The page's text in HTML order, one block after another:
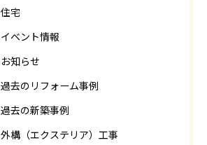
住宅
イベント情報
お知らせ
過去のリフォーム事例
過去の新築事例
外構（エクステリア）工事